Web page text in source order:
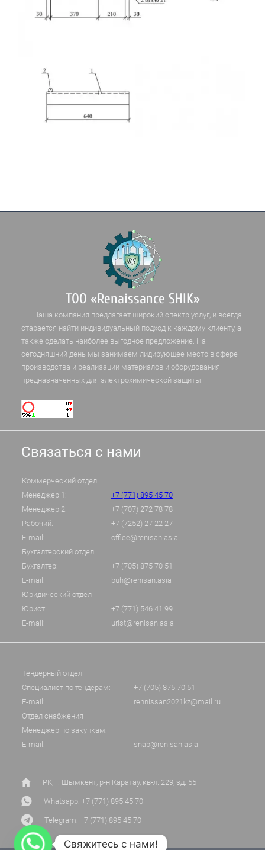
ТОО «Renaissance SHIK»
Наша компания предлагает широкий спектр услуг, и всегда
старается найти индивидуальный подход к каждому клиенту, а
также сделать наиболее выгодное предложение. На
сегодняшний день мы занимаем лидирующее место в сфере
производства и реализации материалов и оборудования
предназначенных для электрохимической защиты.
Связаться с нами
Коммерческий отдел
Менеджер 1:
+7 (771) 895 45 70
Менеджер 2:
+7 (707) 272 78 78
Рабочий:
+7 (7252) 27 22 27
E-mail:
office@renisan.asia
Бухгалтерский отдел
Бухгалтер:
+7 (705) 875 70 51
E-mail:
buh@renisan.asia
Юридический отдел
Юрист:
+7 (771) 546 41 99
E-mail:
urist@renisan.asia
Тендерный отдел
Специалист по тендерам:
+7 (705) 875 70 51
E-mail:
rennissan2021kz@mail.ru
Отдел снабжения
Менеджер по закупкам:
E-mail:
snab@renisan.asia
РК, г. Шымкент, р-н Каратау, кв-л. 229, зд. 55
Whatsapp: +7 (771) 895 45 70
Telegram: +7 (771) 895 45 70
Свяжитесь с нами!